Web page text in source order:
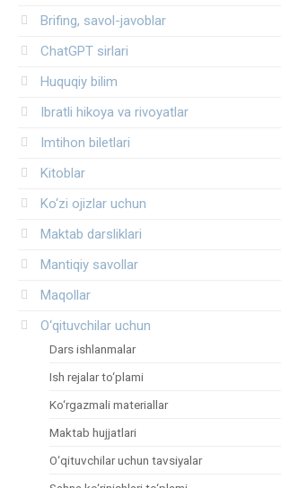
Brifing, savol-javoblar
ChatGPT sirlari
Huquqiy bilim
Ibratli hikoya va rivoyatlar
Imtihon biletlari
Kitoblar
Ko‘zi ojizlar uchun
Maktab darsliklari
Mantiqiy savollar
Maqollar
O‘qituvchilar uchun
Dars ishlanmalar
Ish rejalar to‘plami
Ko‘rgazmali materiallar
Maktab hujjatlari
O‘qituvchilar uchun tavsiyalar